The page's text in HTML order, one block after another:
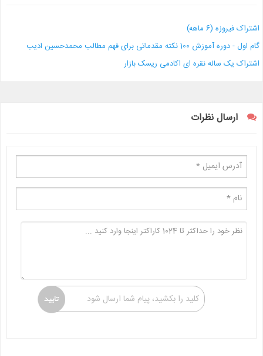
اشتراک فیروزه (6 ماهه)
گام اول - دوره آموزش 100 نکته مقدماتی برای فهم مطالب محمدحسین ادیب
اشتراک یک ساله نقره ای اکادمی ریسک بازار
ارسال نظرات
کلید را بکشید، پیام شما ارسال شود